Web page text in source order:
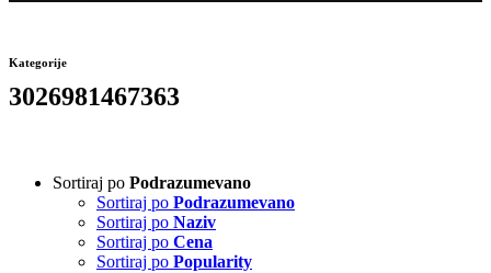
Kategorije
3026981467363
Sortiraj po Podrazumevano
Sortiraj po Podrazumevano
Sortiraj po Naziv
Sortiraj po Cena
Sortiraj po Popularity